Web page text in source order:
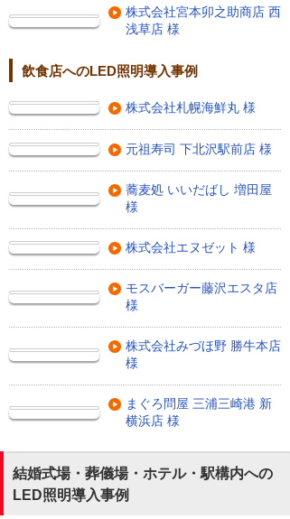
株式会社宮本卯之助商店 西
浅草店 様
飲食店へのLED照明導入事例
株式会社札幌海鮮丸 様
元祖寿司 下北沢駅前店 様
蕎麦処 いいだばし 増田屋
様
株式会社エヌゼット 様
モスバーガー藤沢エスタ店
様
株式会社みづほ野 勝牛本店
様
まぐろ問屋 三浦三崎港 新
横浜店 様
結婚式場・葬儀場・ホテル・駅構内への
LED照明導入事例